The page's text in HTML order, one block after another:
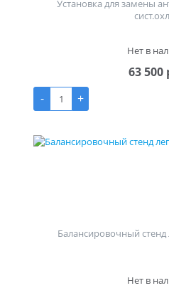
Установка для замены
Нет в
63 500
-
+
Балансировочный стенд
Нет в